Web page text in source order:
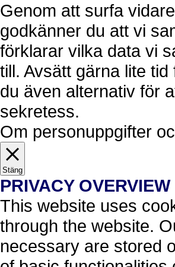
Genom att surfa
godkänner du att vi
förklarar vilka data vi
till. Avsätt gärna lite
du även alternativ för
sekretess.
Om personuppgifter
Stäng
PRIVACY OVERVIEW
This website uses
through the website.
necessary are stored